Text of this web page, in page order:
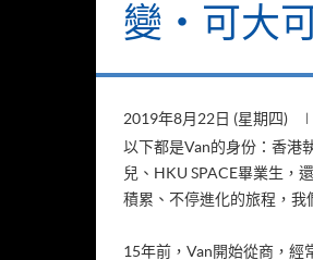
變‧可大可
2019年8月22日 (星期四)
以下都是Van的身份：香港
兒、HKU SPACE畢業生，
積累、不停進化的旅程，我
15年前，Van開始從商，經